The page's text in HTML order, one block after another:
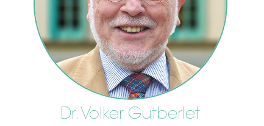
Dr. Volker Gutberlet